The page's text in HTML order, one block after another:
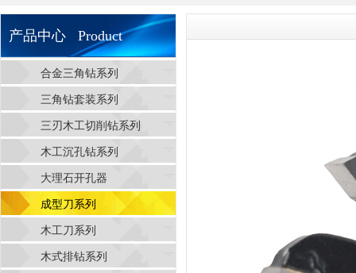
产品中心 Product
合金三角钻系列
三角钻套装系列
三刃木工切削钻系列
木工沉孔钻系列
大理石开孔器
成型刀系列
木工刀系列
木式排钻系列